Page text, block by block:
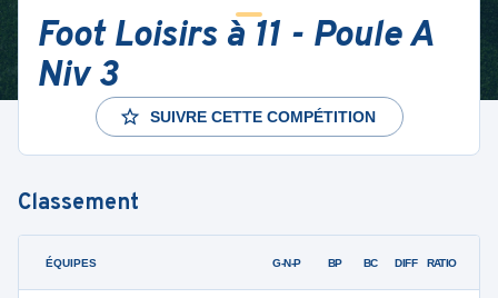
Foot Loisirs à 11 - Poule A
Niv 3
SUIVRE CETTE COMPÉTITION
Classement
ÉQUIPES G-N-P BP BC DIFF RATIO